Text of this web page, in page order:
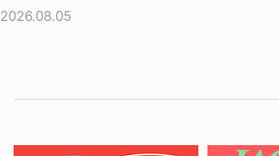
2026.08.05